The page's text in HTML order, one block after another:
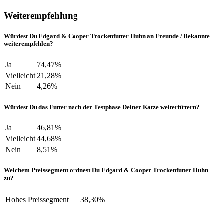
Weiterempfehlung
Würdest Du Edgard & Cooper Trockenfutter Huhn an Freunde / Bekannte
weiterempfehlen?
Ja
74,47%
Vielleicht 21,28%
Nein
4,26%
Würdest Du das Futter nach der Testphase Deiner Katze weiterfüttern?
Ja
46,81%
Vielleicht 44,68%
Nein
8,51%
Welchem Preissegment ordnest Du Edgard & Cooper Trockenfutter Huhn
zu?
Hohes Preissegment
38,30%